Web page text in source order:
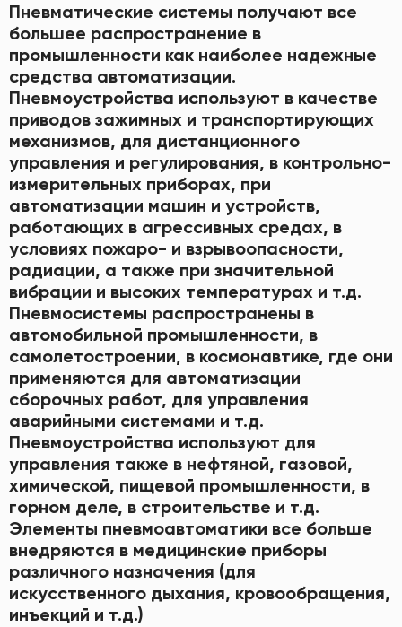
Пневматические системы получают все
большее распространение в
промышленности как наиболее надежные
средства автоматизации.
Пневмоустройства используют в качестве
приводов зажимных и транспортирующих
механизмов, для дистанционного
управления и регулирования, в контрольно-
измерительных приборах, при
автоматизации машин и устройств,
работающих в агрессивных средах, в
условиях пожаро- и взрывоопасности,
радиации, а также при значительной
вибрации и высоких температурах и т.д.
Пневмосистемы распространены в
автомобильной промышленности, в
самолетостроении, в космонавтике, где они
применяются для автоматизации
сборочных работ, для управления
аварийными системами и т.д.
Пневмоустройства используют для
управления также в нефтяной, газовой,
химической, пищевой промышленности, в
горном деле, в строительстве и т.д.
Элементы пневмоавтоматики все больше
внедряются в медицинские приборы
различного назначения (для
искусственного дыхания, кровообращения,
инъекций и т.д.)